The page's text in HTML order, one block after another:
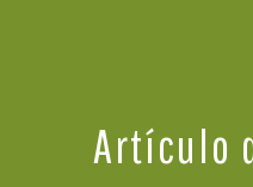
Artículo